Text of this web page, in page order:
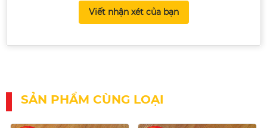
Viết nhận xét của bạn
SẢN PHẨM CÙNG LOẠI